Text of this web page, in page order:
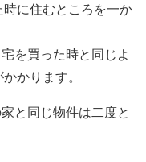
に住むところを一か
買った時と同じよ
かります。
同じ物件は二度と